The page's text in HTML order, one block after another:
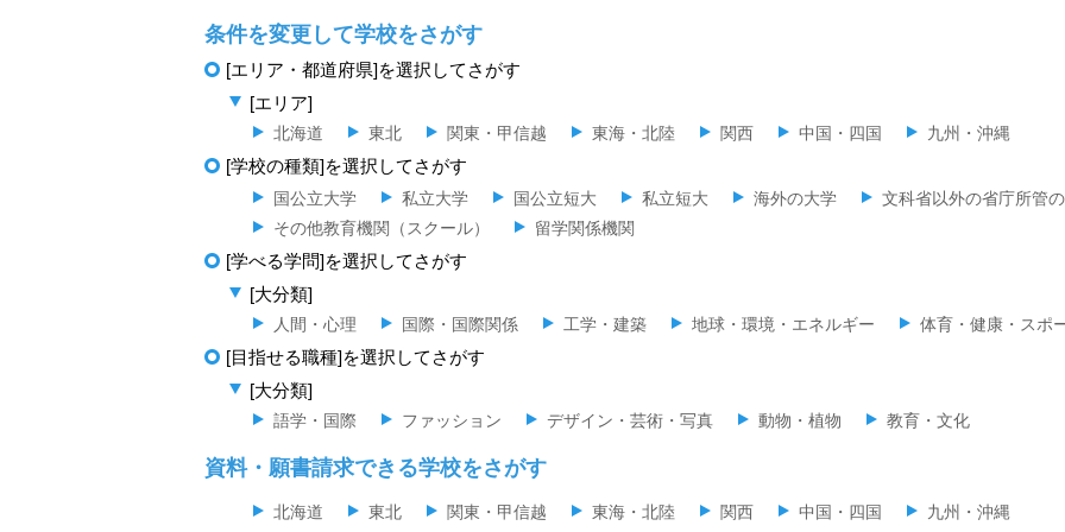
条件を変更して学校をさがす
[エリア・都道府県]を選択してさがす
[エリア]
北海道 東北 関東・甲信越 東海・北陸 関西 中国・四国 九州・沖縄
[学校の種類]を選択してさがす
国公立大学 私立大学 国公立短大 私立短大 海外の大学 文科省以外の省庁所管
その他教育機関（スクール）
留学関係機関
[学べる学問]を選択してさがす
[大分類]
人間・心理 国際・国際関係 工学・建築 地球・環境・エネルギー 体育・健康・スポ
[目指せる職種]を選択してさがす
[大分類]
語学・国際 ファッション デザイン・芸術・写真 動物・植物 教育・文化
資料・願書請求できる学校をさがす
北海道 東北 関東・甲信越 東海・北陸 関西 中国・四国 九州・沖縄